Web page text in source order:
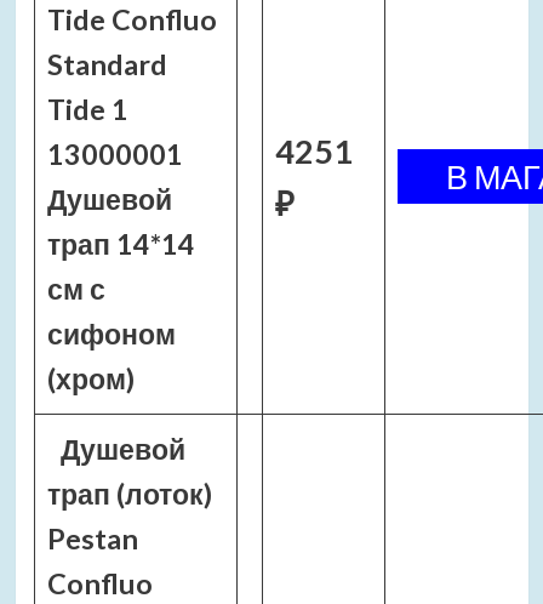
Tide Confluo
Standard
Tide 1
13000001
Душевой
трап 14*14
см с
сифоном
(хром)
4251
₽
Душевой
трап (лоток)
Pestan
Confluo